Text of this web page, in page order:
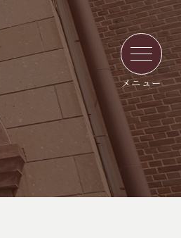
メニュー